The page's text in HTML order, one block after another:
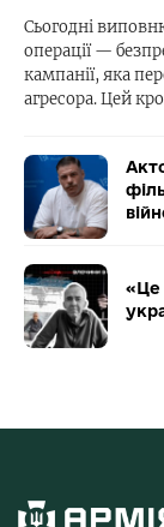
Сьогодні
операції —
кампанії, яка
агресора. Цей
«Це